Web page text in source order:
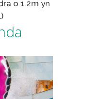
o 1.2m yn